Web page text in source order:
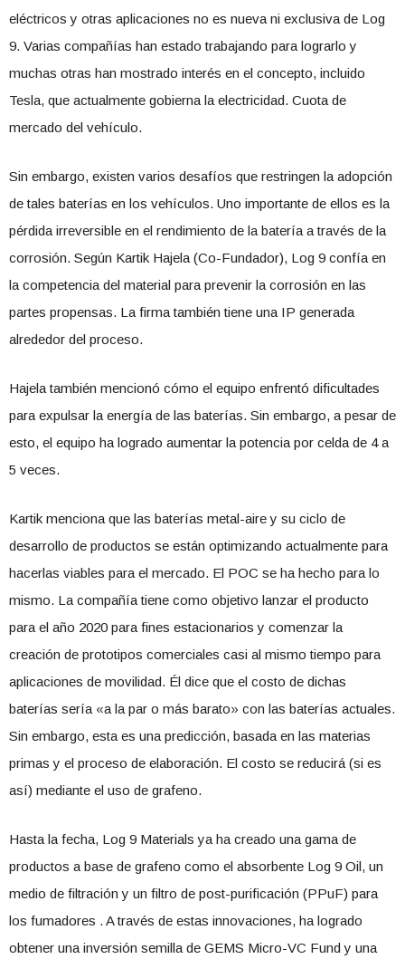
eléctricos y otras aplicaciones no es nueva ni exclusiva de Log
9. Varias compañías han estado trabajando para lograrlo y
muchas otras han mostrado interés en el concepto, incluido
Tesla, que actualmente gobierna la electricidad. Cuota de
mercado del vehículo.
Sin embargo, existen varios desafíos que restringen la adopción
de tales baterías en los vehículos. Uno importante de ellos es la
pérdida irreversible en el rendimiento de la batería a través de la
corrosión. Según Kartik Hajela (Co-Fundador), Log 9 confía en
la competencia del material para prevenir la corrosión en las
partes propensas. La firma también tiene una IP generada
alrededor del proceso.
Hajela también mencionó cómo el equipo enfrentó dificultades
para expulsar la energía de las baterías. Sin embargo, a pesar de
esto, el equipo ha logrado aumentar la potencia por celda de 4 a
5 veces.
Kartik menciona que las baterías metal-aire y su ciclo de
desarrollo de productos se están optimizando actualmente para
hacerlas viables para el mercado. El POC se ha hecho para lo
mismo. La compañía tiene como objetivo lanzar el producto
para el año 2020 para fines estacionarios y comenzar la
creación de prototipos comerciales casi al mismo tiempo para
aplicaciones de movilidad. Él dice que el costo de dichas
baterías sería «a la par o más barato» con las baterías actuales.
Sin embargo, esta es una predicción, basada en las materias
primas y el proceso de elaboración. El costo se reducirá (si es
así) mediante el uso de grafeno.
Hasta la fecha, Log 9 Materials ya ha creado una gama de
productos a base de grafeno como el absorbente Log 9 Oil, un
medio de filtración y un filtro de post-purificación (PPuF) para
los fumadores . A través de estas innovaciones, ha logrado
obtener una inversión semilla de GEMS Micro-VC Fund y una